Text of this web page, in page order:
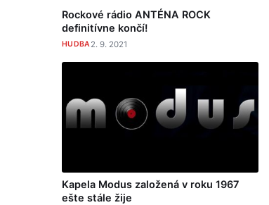
Rockové rádio ANTÉNA ROCK
definitívne končí!
HUDBA 2. 9. 2021
Kapela Modus založená v roku 1967
ešte stále žije